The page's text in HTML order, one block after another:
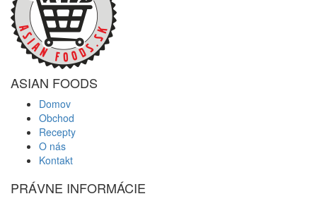
ASIAN FOODS
Domov
Obchod
Recepty
O nás
Kontakt
PRÁVNE INFORMÁCIE